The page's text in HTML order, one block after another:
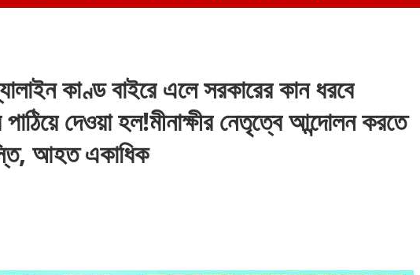
কাণ্ড বাইরে এলে সরকারের কান ধরবে
পাঠিয়ে দেওয়া হল!মীনাক্ষীর নেতৃত্বে আন্দোলন করতে
আহত একাধিক